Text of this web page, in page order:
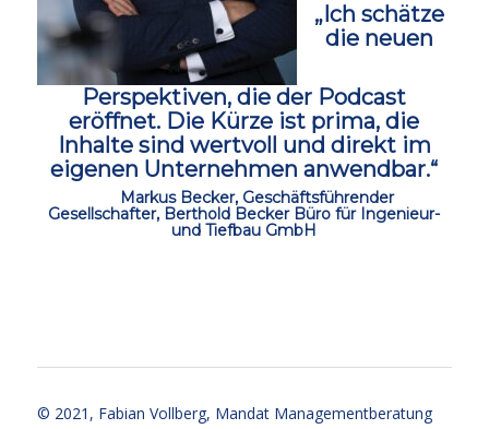
„Ich schätze
die neuen
Perspektiven, die der Podcast
eröffnet. Die Kürze ist prima, die
Inhalte sind wertvoll und direkt im
eigenen Unternehmen anwendbar.“
Markus Becker, Geschäftsführender
Gesellschafter, Berthold Becker Büro für Ingenieur-
und Tiefbau GmbH
© 2021, Fabian Vollberg, Mandat Managementberatung